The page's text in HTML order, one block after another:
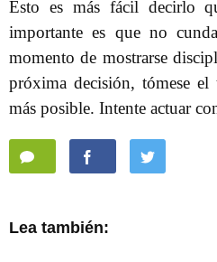
Esto es más fácil decirlo
importante es que no
momento de mostrarse
próxima decisión, tómese
más posible. Intente actuar
Lea también: